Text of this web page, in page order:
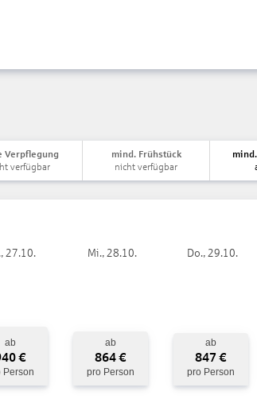
Verpflegung
verfügbar
mind. Frühstück
nicht verfügbar
27.10.
ab
€
Person
Mi., 28.10.
ab
864€
pro Person
Do., 29.10.
ab
847 €
pro Person